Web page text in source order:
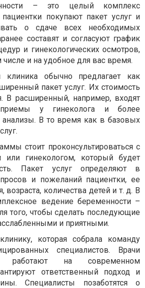
– это целый комплекс
покупают пакет услуг и
о сдаче всех необходимых
составят и согласуют график
и гинекологических осмотров,
числе и на удобное для вас время.
обычно предлагает как
пакет услуг. Их стоимость
В расширенный, например, входят
приемы у гинеколога и более
анализы. В то время как в базовых
стоит проконсультироваться с
гинекологом, который будет
Пакет услуг определяют в
и пожеланий пациентки, ее
возраста, количества детей и т. д. В
ведение беременности –
того, чтобы сделать последующие
и приятными.
которая собрала команду
специалистов. Врачи
работают на современном
ответственный подход и
Специалисты позаботятся о